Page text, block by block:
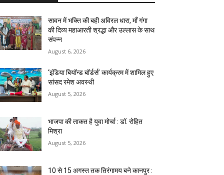
सावन में भक्ति की बही अविरल धारा, माँ गंगा
की दिव्य महाआरती श्रद्धा और उल्लास के साथ
संपन्न
August 6, 2026
‘इंडिया बियॉन्ड बॉर्डर्स’ कार्यक्रम में शामिल हुए
सांसद रमेश अवस्थी
August 5, 2026
भाजपा की ताकत है युवा मोर्चा : डॉ. रोहित
मिश्रा
August 5, 2026
10 से 15 अगस्त तक तिरंगामय बने कानपुर :